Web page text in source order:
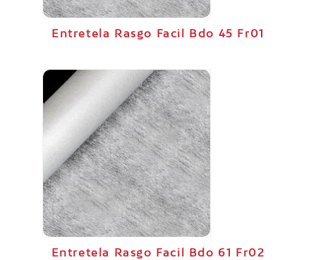
Entretela Rasgo Facil Bdo 45 Fr01
Entretela Rasgo Facil Bdo 61 Fr02